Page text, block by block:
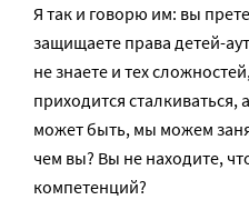
Я так и говорю им: вы
защищаете права детей-
не знаете и тех
приходится
может быть, мы можем
чем вы? Вы не находите,
компетенций?